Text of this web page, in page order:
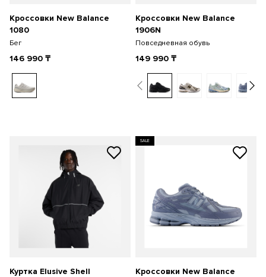
Кроссовки New Balance
1080
Бег
146 990 ₸
Кроссовки New Balance
1906N
Повседневная обувь
149 990 ₸
Куртка Elusive Shell
SALE
Кроссовки New Balance